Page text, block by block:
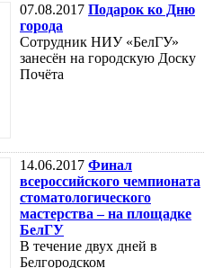
07.08.2017 Подарок ко Дню
города
Сотрудник НИУ «БелГУ»
занесён на городскую Доску
Почёта
14.06.2017 Финал
всероссийского чемпионата
стоматологического
мастерства – на площадке
БелГУ
В течение двух дней в
Белгородском